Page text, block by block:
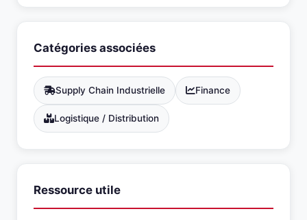
Catégories associées
Supply Chain Industrielle Finance
Logistique / Distribution
Ressource utile